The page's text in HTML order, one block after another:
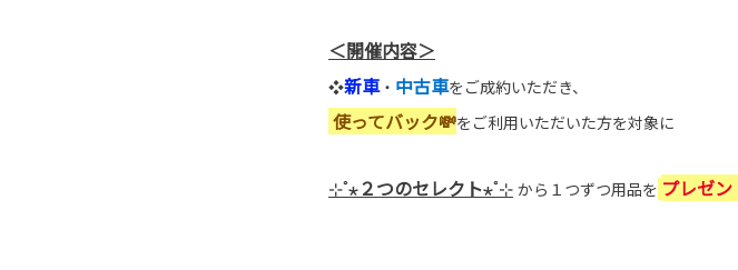
＜開催内容＞
❖新車・ 中古車をご成約いただき、
使ってバック💸をご利用いただいた方を対象に
⊹˚⋆２つのセレクト⋆˚⊹ から１つずつ用品を プレゼン